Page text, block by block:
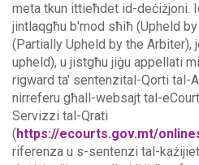
meta tkun ittieħdet id-deċiżjoni.
jintlaqgħu b'mod sħiħ (Upheld
(Partially Upheld by the Arbiter),
upheld), u jistgħu jiġu appellati
rigward ta' sentenzital-Qorti tal-
nirreferu għall-websajt tal-
Servizzi tal-Qrati
(https://ecourts.gov.mt/
riferenza u s-sentenzi tal-